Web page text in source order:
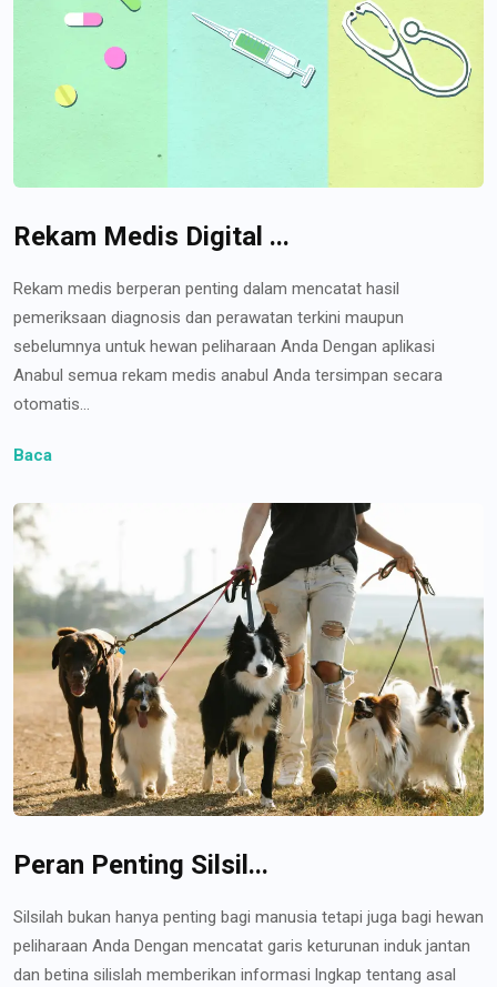
Rekam Medis Digital ...
Rekam medis berperan penting dalam mencatat hasil
pemeriksaan diagnosis dan perawatan terkini maupun
sebelumnya untuk hewan peliharaan Anda Dengan aplikasi
Anabul semua rekam medis anabul Anda tersimpan secara
otomatis...
Baca
Peran Penting Silsil...
Silsilah bukan hanya penting bagi manusia tetapi juga bagi hewan
peliharaan Anda Dengan mencatat garis keturunan induk jantan
dan betina silislah memberikan informasi lngkap tentang asal